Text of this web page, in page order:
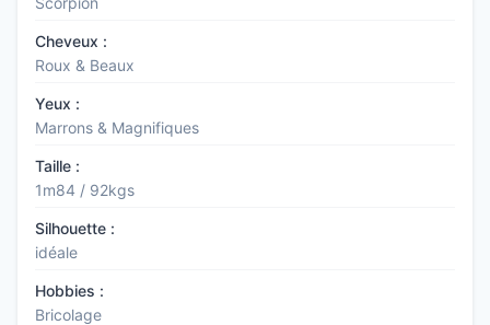
Cheveux :
Roux & Beaux
Yeux :
Marrons & Magnifiques
Taille :
1m84 / 92kgs
Silhouette :
idéale
Hobbies :
Bricolage